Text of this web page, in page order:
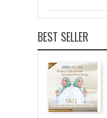
BEST SELLER